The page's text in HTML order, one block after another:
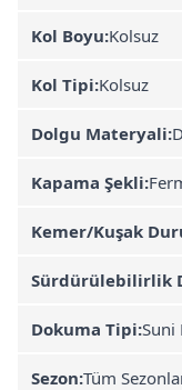
Kol Boyu:Kolsuz
Kol Tipi:Kolsuz
Dolgu Materyali:
Kapama Şekli:
Kemer/Kuşak
Sürdürülebilirlik
Dokuma Tipi:Suni
Sezon:Tüm